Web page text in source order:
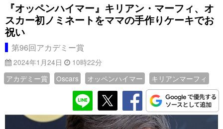
『オッペンハイマー』キリアン・マーフィ、オ
スカー初ノミネートをママの手作りケーキでお
祝い
第96回アカデミー賞
2024年1月24日
10時22分
アカデミー賞
Oscars オッペンハイマー キリアンマーフィ